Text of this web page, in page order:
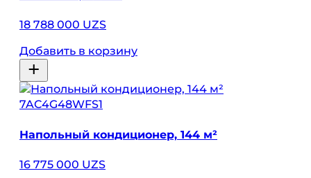
18 788 000 UZS
Добавить в корзину
7AC4G48WFS1
Напольный кондиционер, 144 м²
16 775 000 UZS